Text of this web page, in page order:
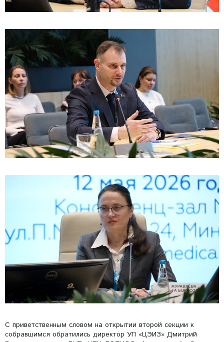
С приветственным словом на открытии второй секции к
собравшимся обратились директор УП «ЦЭИЗ» Дмитрий